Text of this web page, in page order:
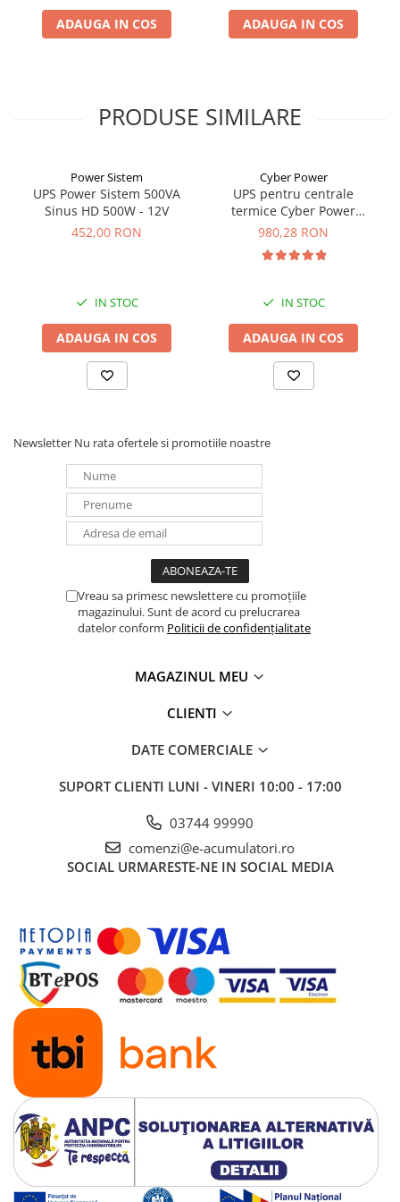
să poată furniza o putere mai mare cu 30% decât puterea
nominală a centralei (înscrisă în cartea tehnică a acesteia). Dacă
ADAUGA IN COS ADAUGA IN COS
PRODUSE SIMILARE
Power Sistem
UPS Power Sistem 500VA
Sinus HD 500W - 12V
452,00 RON
IN STOC
ADAUGA IN COS
Cyber Power
UPS pentru centrale
termice Cyber Power
CPS600E 600VA 420W
980,28 RON
IN STOC
ADAUGA IN COS
Newsletter Nu rata ofertele si promotiile noastre
Vreau sa primesc newslettere cu promoțiile
magazinului. Sunt de acord cu prelucrarea
datelor conform Politicii de confidențialitate
MAGAZINUL MEU
CLIENTI
DATE COMERCIALE
SUPORT CLIENTI LUNI - VINERI 10:00 - 17:00
03744 99990
comenzi@e-acumulatori.ro
SOCIAL URMARESTE-NE IN SOCIAL MEDIA